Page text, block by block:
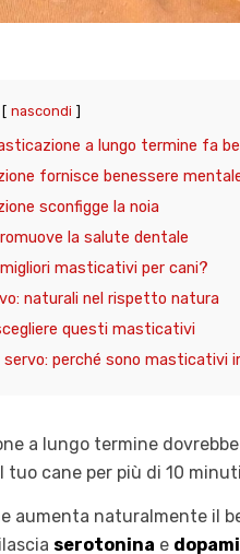
nascondi
a lungo termine fa
fornisce benessere
sconfigge la noia
la salute dentale
masticativi per cani?
naturali nel rispetto natura
questi masticativi
servo: perché sono masticativi
a lungo termine
tuo cane per più di 10
aumenta naturalmente il
serotonina e